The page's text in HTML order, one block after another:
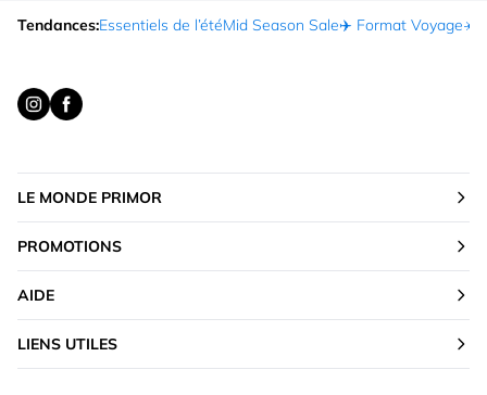
Tendances:Essentiels de l’étéMid Season Sale✈️ Format Voyage☀️
LE MONDE PRIMOR
PROMOTIONS
AIDE
LIENS UTILES